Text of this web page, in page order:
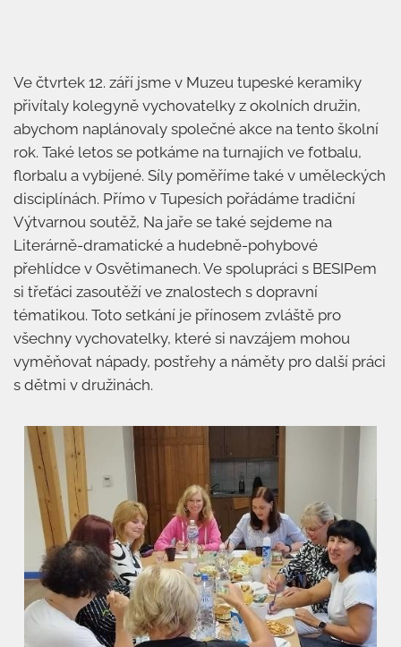
Ve čtvrtek 12. září jsme v Muzeu tupeské keramiky
přivítaly kolegyně vychovatelky z okolních družin,
abychom naplánovaly společné akce na tento školní
rok. Také letos se potkáme na turnajích ve fotbalu,
florbalu a vybíjené. Síly poměříme také v uměleckých
disciplínách. Přímo v Tupesích pořádáme tradiční
Výtvarnou soutěž, Na jaře se také sejdeme na
Literárně-dramatické a hudebně-pohybové
přehlídce v Osvětimanech. Ve spolupráci s BESIPem
si třeťáci zasoutěží ve znalostech s dopravní
tématikou. Toto setkání je přínosem zvláště pro
všechny vychovatelky, které si navzájem mohou
vyměňovat nápady, postřehy a náměty pro další práci
s dětmi v družinách.